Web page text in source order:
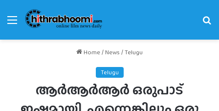
Menu
Home/News /Telugu
Telugu
ആർആർആർ ഒരുപാട്